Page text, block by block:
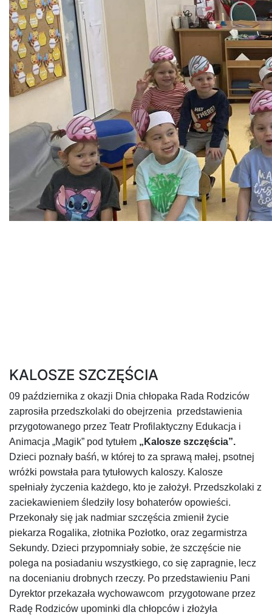
KALOSZE SZCZĘŚCIA
09 października z okazji Dnia chłopaka Rada Rodziców
zaprosiła przedszkolaki do obejrzenia przedstawienia
przygotowanego przez Teatr Profilaktyczny Edukacja i
Animacja „Magik” pod tytułem „Kalosze szczęścia”.
Dzieci poznały baśń, w której to za sprawą małej, psotnej
wróżki powstała para tytułowych kaloszy. Kalosze
spełniały życzenia każdego, kto je założył. Przedszkolaki z
zaciekawieniem śledziły losy bohaterów opowieści.
Przekonały się jak nadmiar szczęścia zmienił życie
piekarza Rogalika, złotnika Pozłotko, oraz zegarmistrza
Sekundy. Dzieci przypomniały sobie, że szczęście nie
polega na posiadaniu wszystkiego, co się zapragnie, lecz
na docenianiu drobnych rzeczy. Po przedstawieniu Pani
Dyrektor przekazała wychowawcom przygotowane przez
Radę Rodziców upominki dla chłopców i złożyła